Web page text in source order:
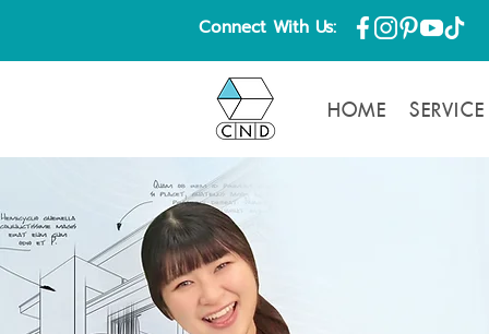
Connect With Us:
HOME SERVICE